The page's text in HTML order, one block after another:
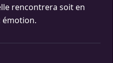
rencontrera soit en
émotion.